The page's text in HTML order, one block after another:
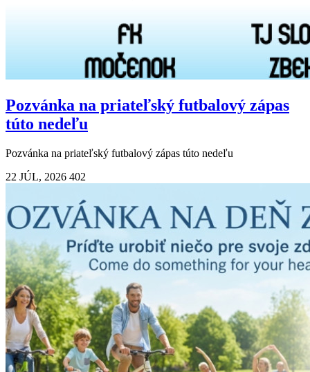
Pozvánka na priateľský futbalový zápas
túto nedeľu
Pozvánka na priateľský futbalový zápas túto nedeľu
22 JÚL, 2026 402